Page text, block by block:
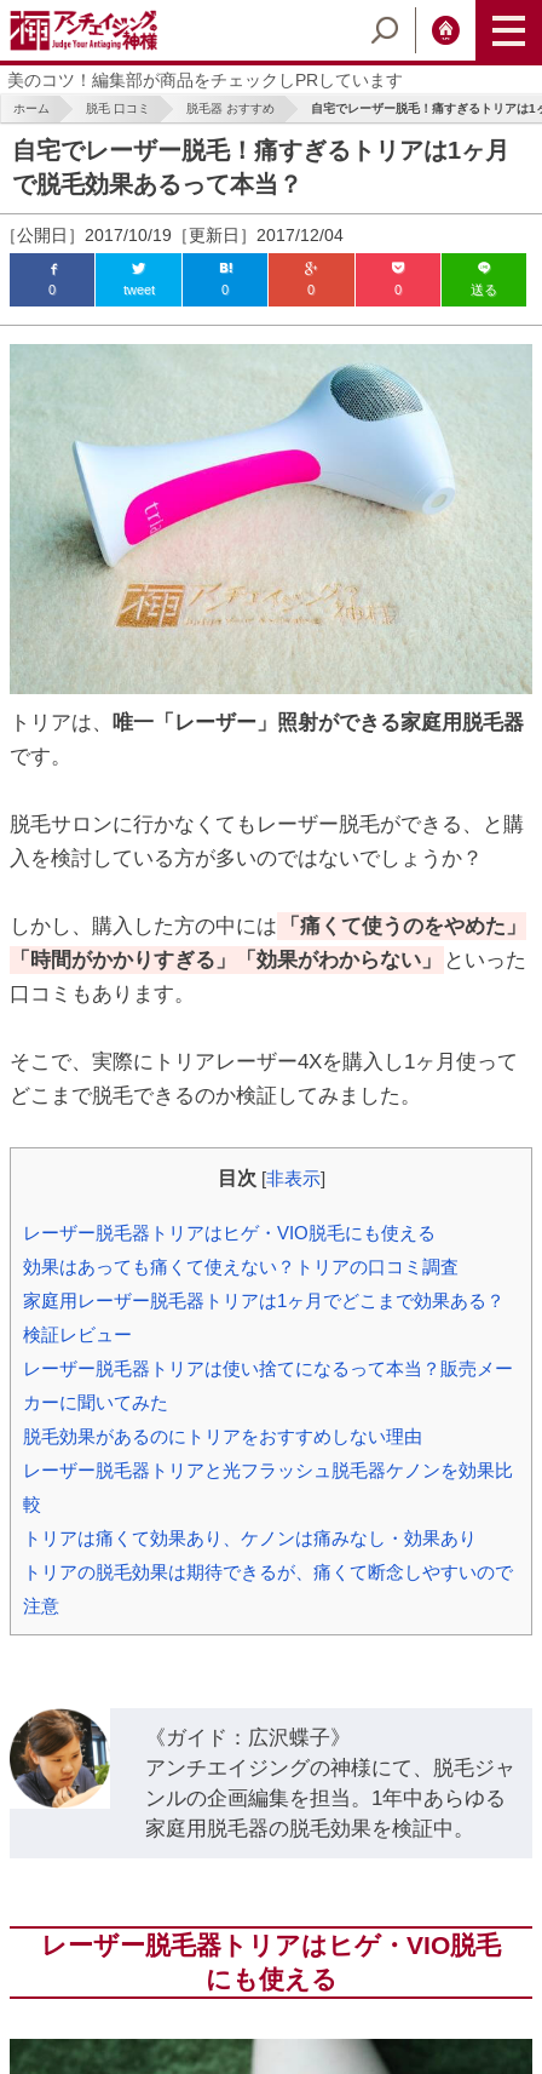
美のコツ！編集部が商品をチェックしPRしています
ホーム 脱毛 口コミ 脱毛器 おすすめ 自宅でレーザー脱毛！痛すぎるトリアは1
自宅でレーザー脱毛！痛すぎるトリアは1ヶ月
で脱毛効果あるって本当？
［公開日］2017/10/19［更新日］2017/12/04
0 tweet 0 0 0 送る
トリアは、 唯一「レーザー」照射ができる家庭用脱毛器
です。
脱毛サロンに行かなくてもレーザー脱毛ができる、と購
入を検討している方が多いのではないでしょうか？
しかし、購入した方の中には
「痛くて使うのをやめた」
「時間がかかりすぎる」「効果がわからない」
といった
口コミもあります。
そこで、実際にトリアレーザー4Xを購入し1ヶ月使って
どこまで脱毛できるのか検証してみました。
目次 [非表示]
レーザー脱毛器トリアはヒゲ・VIO脱毛にも使える
効果はあっても痛くて使えない？トリアの口コミ調査
家庭用レーザー脱毛器トリアは1ヶ月でどこまで効果ある？
検証レビュー
レーザー脱毛器トリアは使い捨てになるって本当？販売メー
カーに聞いてみた
脱毛効果があるのにトリアをおすすめしない理由
レーザー脱毛器トリアと光フラッシュ脱毛器ケノンを効果比
較
トリアは痛くて効果あり、ケノンは痛みなし・効果あり
トリアの脱毛効果は期待できるが、痛くて断念しやすいので
注意
《ガイド：広沢蝶子》
アンチエイジングの神様にて、脱毛ジャ
ンルの企画編集を担当。1年中あらゆる
家庭用脱毛器の脱毛効果を検証中。
レーザー脱毛器トリアはヒゲ・VIO脱毛
にも使える
antiaging/wp-
antiaging/wp-